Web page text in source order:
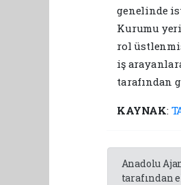
genelinde
Kurumu
rol
iş
tarafından
KAYNAK:
Anadolu
tarafından